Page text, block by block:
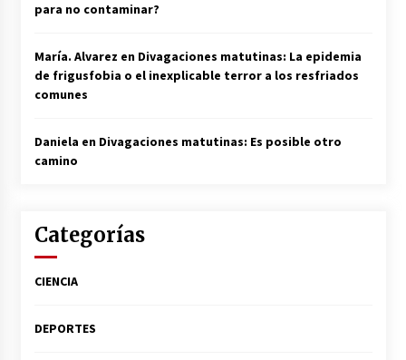
para no contaminar?
María. Alvarez en Divagaciones matutinas: La epidemia
de frigusfobia o el inexplicable terror a los resfriados
comunes
Daniela en Divagaciones matutinas: Es posible otro
camino
Categorías
CIENCIA
DEPORTES